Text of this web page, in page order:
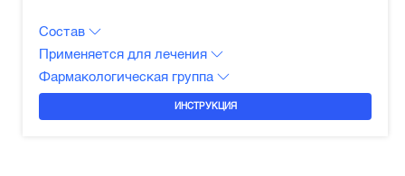
Состав
Применяется для лечения
Фармакологическая группа
ИНСТРУКЦИЯ